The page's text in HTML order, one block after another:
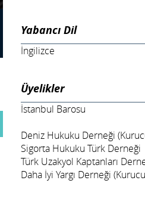
Yabancı Dil
İngilizce
Üyelikler
İstanbul Barosu
Deniz Hukuku Derneği
Sigorta Hukuku Türk Derneği
Türk Uzakyol Kaptanları
Daha İyi Yargı Derneği